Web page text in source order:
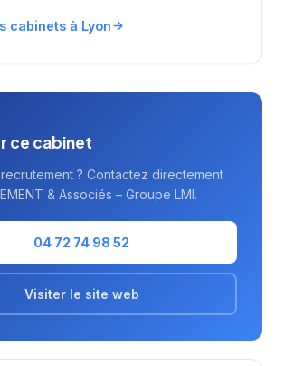
et Croix-Rousse lui confère
cabinets à Lyon
ce cabinet
? Contactez directement
& Associés – Groupe LMI.
04 72 74 98 52
Visiter le site web